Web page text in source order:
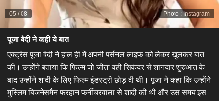
Photo : Instagram
05 /08
पूजा बेदी ने कही ये बात
एक्ट्रेस पूजा बेदी ने हाल ही में अपनी पर्सनल लाइफ को लेकर खुलकर बात
की। उन्होंने बताया कि फिल्म जो जीता वही सिकंदर से शानदार शुरुआत के
बाद उन्होंने शादी के लिए फिल्म इंडस्ट्री छोड़ दी थी। पूजा ने कहा कि उन्होंने
मुस्लिम बिजनेसमैन फरहान फर्नीचरवाला से शादी की थी और उस समय इस